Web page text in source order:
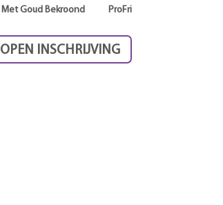
Met Goud Bekroond ProFri
OPEN INSCHRIJVING